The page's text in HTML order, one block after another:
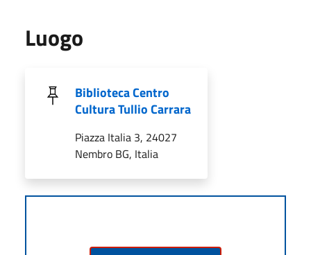
Luogo
Biblioteca Centro
Cultura Tullio Carrara
Piazza Italia 3, 24027
Nembro BG, Italia